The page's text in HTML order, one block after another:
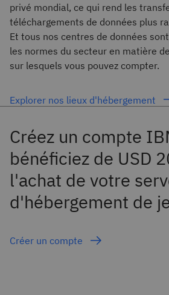
privé mondial, ce qui rend les
téléchargements de données plus
Et tous nos centres de données
les normes du secteur en matière
sur lesquels vous pouvez compter.
Explorer nos lieux d'hébergement
Créez un compte
bénéficiez de USD
l'achat de votre
d'hébergement de
Créer un compte